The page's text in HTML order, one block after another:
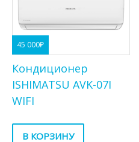
45 000₽
Кондиционер
ISHIMATSU AVK-07I
WIFI
В КОРЗИНУ